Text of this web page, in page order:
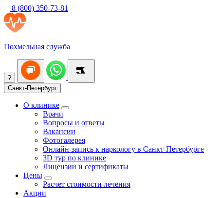
8 (800) 350-73-81
Похмельная служба
?
Санкт-Петербург
О клинике
Врачи
Вопросы и ответы
Вакансии
Фотогалерея
Онлайн-запись к наркологу в Санкт-Петербурге
3D тур по клинике
Лицензии и сертификаты
Цены
Расчет стоимости лечения
Акции